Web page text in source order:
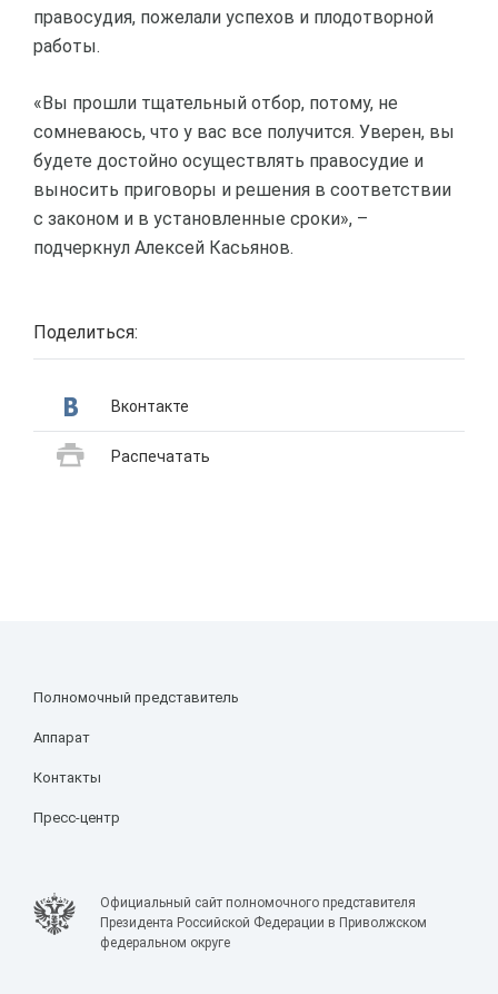
правосудия, пожелали успехов и плодотворной
работы.
«Вы прошли тщательный отбор, потому, не
сомневаюсь, что у вас все получится. Уверен, вы
будете достойно осуществлять правосудие и
выносить приговоры и решения в соответствии
с законом и в установленные сроки», –
подчеркнул Алексей Касьянов.
Поделиться:
Вконтакте
Распечатать
Полномочный представитель
Аппарат
Контакты
Пресс-центр
Официальный сайт полномочного представителя
Президента Российской Федерации в Приволжском
федеральном округе